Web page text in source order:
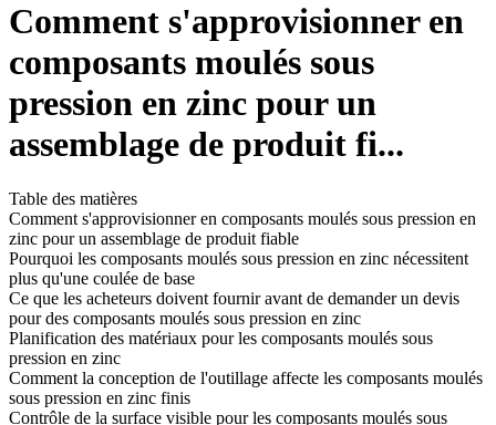
Comment s'approvisionner en
composants moulés sous
pression en zinc pour un
assemblage de produit fi...
Table des matières
Comment s'approvisionner en composants moulés sous pression en
zinc pour un assemblage de produit fiable
Pourquoi les composants moulés sous pression en zinc nécessitent
plus qu'une coulée de base
Ce que les acheteurs doivent fournir avant de demander un devis
pour des composants moulés sous pression en zinc
Planification des matériaux pour les composants moulés sous
pression en zinc
Comment la conception de l'outillage affecte les composants moulés
sous pression en zinc finis
Contrôle de la surface visible pour les composants moulés sous